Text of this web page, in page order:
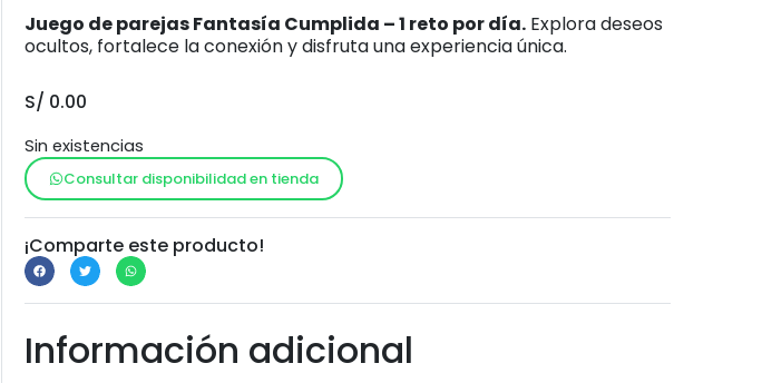
Juego de parejas Fantasía Cumplida – 1 reto por día. Explora deseos
ocultos, fortalece la conexión y disfruta una experiencia única.
S/ 0.00
Sin existencias
Consultar disponibilidad en tienda
¡Comparte este producto!
Información adicional